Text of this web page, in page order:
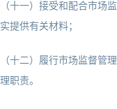
（十一）接受和配合市场
实提供有关材料；
（十二）履行市场监督管
理职责。